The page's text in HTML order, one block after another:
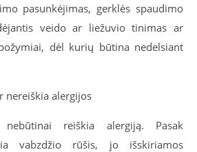
pasunkėjimas, gerklės spaudimo
veido ar liežuvio tinimas ar
dėl kurių būtina nedelsiant
nereiškia alergijos
nebūtinai reiškia alergiją. Pasak
vabzdžio rūšis, jo išskiriamos